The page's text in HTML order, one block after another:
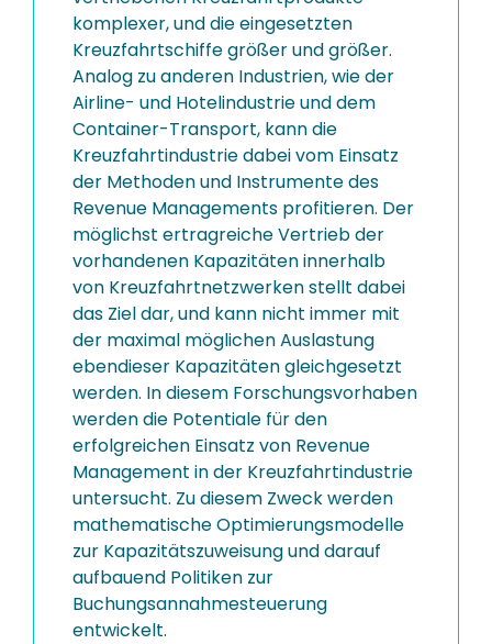
komplexer, und die eingesetzten
Kreuzfahrtschiffe größer und größer.
Analog zu anderen Industrien, wie der
Airline- und Hotelindustrie und dem
Container-Transport, kann die
Kreuzfahrtindustrie dabei vom Einsatz
der Methoden und Instrumente des
Revenue Managements profitieren. Der
möglichst ertragreiche Vertrieb der
vorhandenen Kapazitäten innerhalb
von Kreuzfahrtnetzwerken stellt dabei
das Ziel dar, und kann nicht immer mit
der maximal möglichen Auslastung
ebendieser Kapazitäten gleichgesetzt
werden. In diesem Forschungsvorhaben
werden die Potentiale für den
erfolgreichen Einsatz von Revenue
Management in der Kreuzfahrtindustrie
untersucht. Zu diesem Zweck werden
mathematische Optimierungsmodelle
zur Kapazitätszuweisung und darauf
aufbauend Politiken zur
Buchungsannahmesteuerung
entwickelt.